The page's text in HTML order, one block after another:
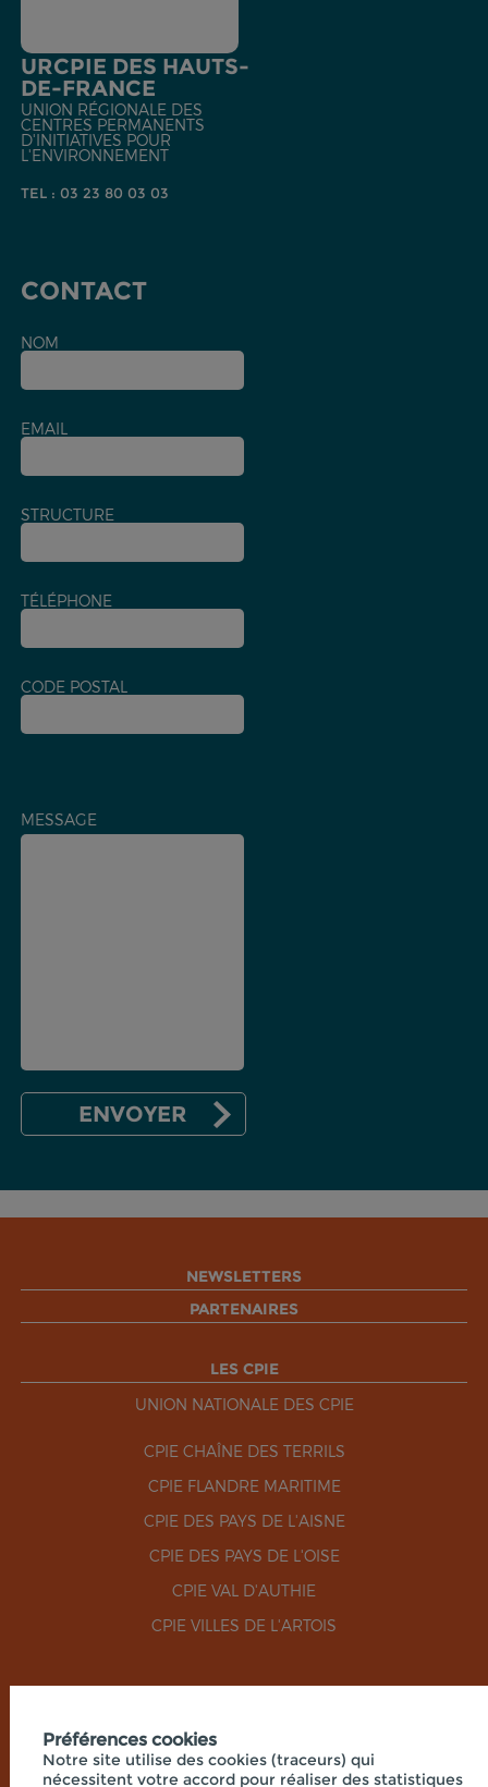
URCPIE DES HAUTS-
DE-FRANCE
UNION RÉGIONALE DES
CENTRES PERMANENTS
D'INITIATIVES POUR
L'ENVIRONNEMENT
TEL : 03 23 80 03 03
CONTACT
NOM
EMAIL
STRUCTURE
TÉLÉPHONE
CODE POSTAL
MESSAGE
NEWSLETTERS
PARTENAIRES
LES CPIE
UNION NATIONALE DES CPIE
CPIE CHAÎNE DES TERRILS
CPIE FLANDRE MARITIME
CPIE DES PAYS DE L'AISNE
CPIE DES PAYS DE L'OISE
CPIE VAL D'AUTHIE
CPIE VILLES DE L'ARTOIS
Préférences cookies
Notre site utilise des cookies (traceurs) qui
nécessitent votre accord pour réaliser des statistiques